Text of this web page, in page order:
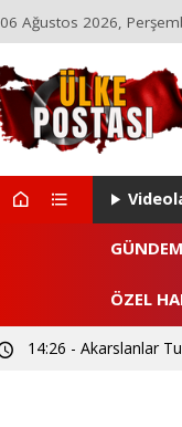
06 Ağustos 2026,
GÜNDEM
ÖZEL
14:26 - Akarslanlar
09:51 - El Yapımı